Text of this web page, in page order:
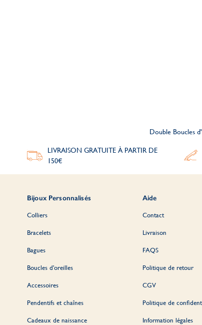
Double Boucles
LIVRAISON GRATUITE À PARTIR DE
150€
Bijoux Personnalisés
Colliers
Bracelets
Bagues
Boucles d'oreilles
Accessoires
Pendentifs et chaînes
Cadeaux de naissance
Aide
Contact
Livraison
FAQS
Politique de retour
CGV
Politique de
Information légales